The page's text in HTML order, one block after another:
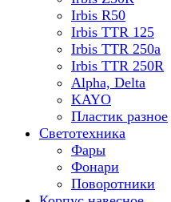
Irbis R50
Irbis TTR 125
Irbis TTR 250a
Irbis TTR 250R
Alpha, Delta
KAYO
Пластик разное
Светотехника
Фары
Фонари
Поворотники